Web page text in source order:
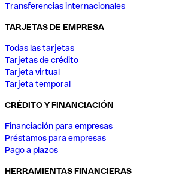
Transferencias internacionales
TARJETAS DE EMPRESA
Todas las tarjetas
Tarjetas de crédito
Tarjeta virtual
Tarjeta temporal
CRÉDITO Y FINANCIACIÓN
Financiación para empresas
Préstamos para empresas
Pago a plazos
HERRAMIENTAS FINANCIERAS